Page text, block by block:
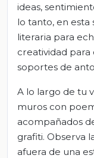
ideas,
lo tanto, en esta
literaria para
creatividad
soportes de
A lo largo de tu
muros con
acompañados
grafiti. Observa
afuera de una